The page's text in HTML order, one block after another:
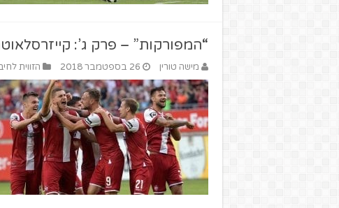
“המפורקות” – פרק ג’:
מישה טורין 26 בספטמבר 2018 הזווית